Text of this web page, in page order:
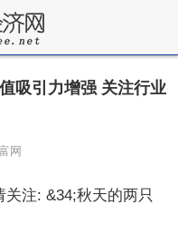
吸引力增强 关注行业
网
注: &34;秋天的两只